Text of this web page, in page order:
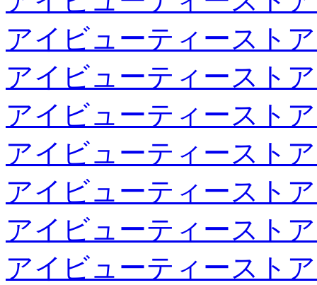
アイビューティースト
アイビューティースト
アイビューティースト
アイビューティースト
アイビューティースト
アイビューティースト
アイビューティースト